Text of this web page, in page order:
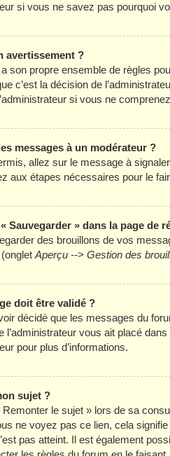
si vous ne savez pas pourquoi
avertissement ?
son propre ensemble de règles
c’est la décision de
si vous ne
messages à un modérateur ?
allez sur le message à
aux étapes nécessaires pour le
Sauvegarder » dans la page de
des brouillons de vos
Aperçu --> Gestion des
doit être validé ?
décidé que les messages du
l’administrateur vous ait placé
pour plus d’informations.
sujet ?
Remonter le sujet » lors de sa
ne voyez pas ce lien, cela
pas atteint. Il est également